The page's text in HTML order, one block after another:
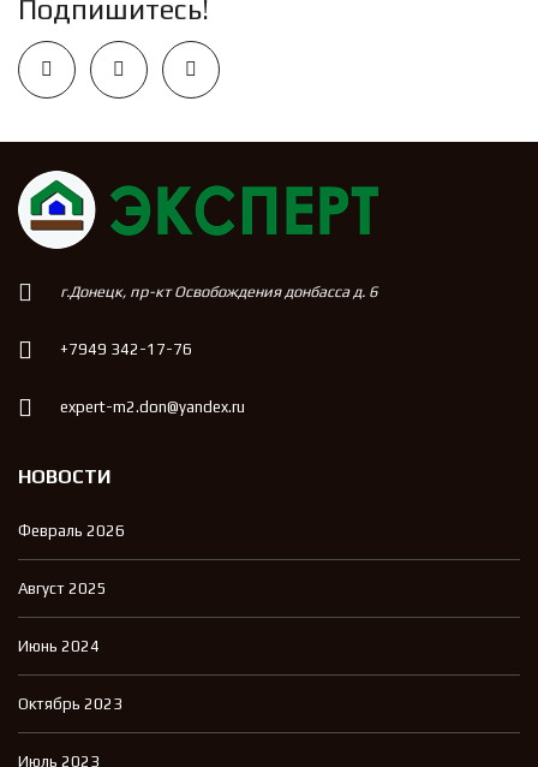
Подпишитесь!
г.Донецк, пр-кт Освобождения донбасса д. 6
+7949 342-17-76
expert-m2.don@yandex.ru
НОВОСТИ
Февраль 2026
Август 2025
Июнь 2024
Октябрь 2023
Июль 2023